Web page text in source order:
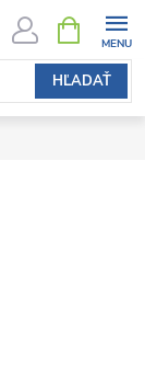
HĽADAŤ
KOŠÍK